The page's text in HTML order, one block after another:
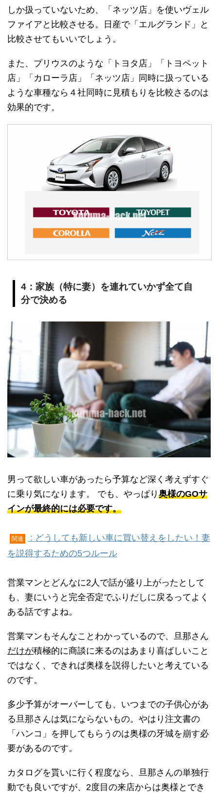
しか扱っていないため、「ネッツ店」を使いヴェル
ファイアと比較させる。日産で「エルグランド」と
比較させてもいいでしょう。
また、プリウスのような「トヨタ店」「トヨペット
店」「カローラ店」「ネッツ店」同時に扱っている
ような車種なら４社同時に見積もりを比較さるのは
効果的です。
4：家族（特に妻）を連れていかず全て自
分で決める
男って欲しい車があったら予算など深く考えずすぐ
に乗り気になります。 でも、やっぱり 奥様のGOサ
インが最終的には必要です。
関連
: どうしても新しい車に買い替えをしたい！妻
を説得するための5つルール
営業マンとどんなに2人で話が盛り上がったとして
も、妻にいうと完全否定でふりだしに戻るってよく
ある話ですよね。
営業マンもそんなことわかっているので、旦那さん
だけが積極的に商談に来るのはあまり喜ばしいこと
ではなく、できれば奥様を説得したいと考えている
のです。
多少予算がオーバーしても、いつまでの子供心があ
る旦那さんは気にならないもの。やはり注文書の
「ハンコ」を押してもらうのは奥様の牙城を崩す必
要があるのです。
カタログを貰いに行く程度なら、旦那さんの単独行
動でも良いですが、2度目の来店からは奥様とでき